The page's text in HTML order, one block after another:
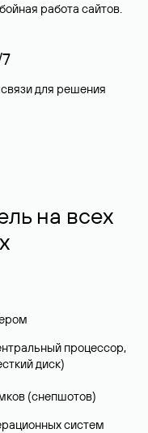
работа сайтов.
для решения
на всех
процессор,
диск)
(снепшотов)
систем